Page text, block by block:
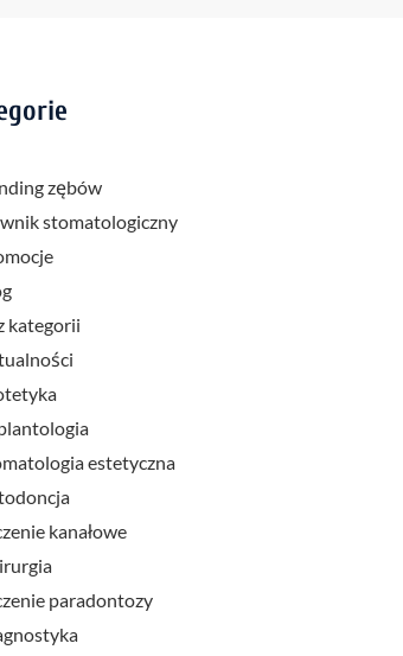
zębów
stomatologiczny
kategorii
estetyczna
kanałowe
paradontozy